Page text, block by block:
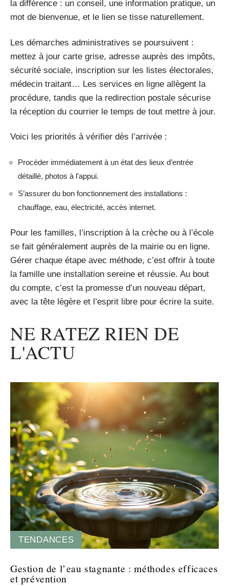
la différence : un conseil, une information pratique, un
mot de bienvenue, et le lien se tisse naturellement.
Les démarches administratives se poursuivent :
mettez à jour carte grise, adresse auprès des impôts,
sécurité sociale, inscription sur les listes électorales,
médecin traitant… Les services en ligne allègent la
procédure, tandis que la redirection postale sécurise
la réception du courrier le temps de tout mettre à jour.
Voici les priorités à vérifier dès l’arrivée :
Procéder immédiatement à un état des lieux d’entrée
détaillé, photos à l’appui.
S’assurer du bon fonctionnement des installations :
chauffage, eau, électricité, accès internet.
Pour les familles, l’inscription à la crèche ou à l’école
se fait généralement auprès de la mairie ou en ligne.
Gérer chaque étape avec méthode, c’est offrir à toute
la famille une installation sereine et réussie. Au bout
du compte, c’est la promesse d’un nouveau départ,
avec la tête légère et l’esprit libre pour écrire la suite.
NE RATEZ RIEN DE
L'ACTU
TENDANCES
Gestion de l’eau stagnante : méthodes efficaces
et prévention